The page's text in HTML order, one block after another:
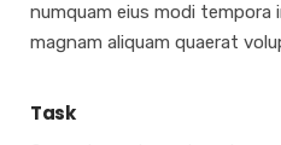
numquam eius modi
magnam aliquam quaerat
Task